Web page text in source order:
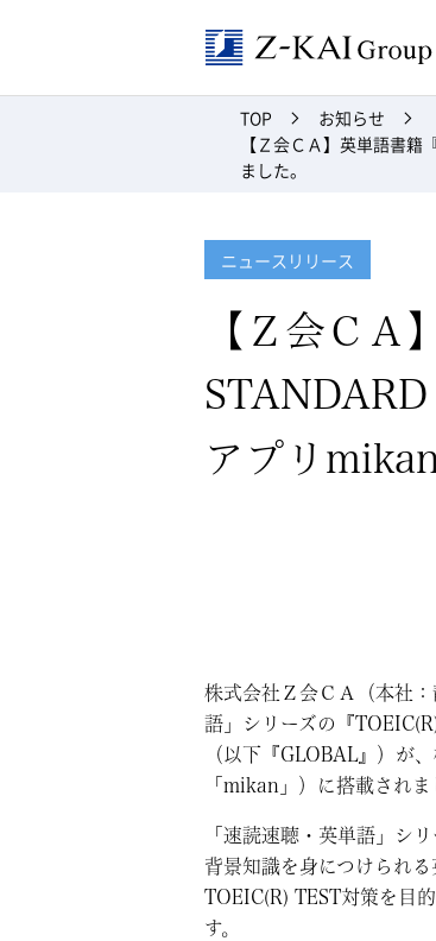
TOP
お知らせ
【Ｚ会ＣＡ】英単語書
ました。
ニュースリリース
【Ｚ会ＣＡ
アプリ
株式会社Ｚ会ＣＡ（本社
語」シリーズの『
（以下『GLOBAL』）が
「mikan」）に搭載されま
「速読速聴・英単語」シ
背景知識を身につけられ
TOEIC(R) TEST対策を目
す。